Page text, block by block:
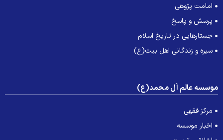
امامت پژوهی
پرسش و پاسخ
جستارهایی در تاریخ اسلام
سیره و زندگانی اهل بیت(ع)
عالم آل محمد(ع)
مرکز فقهی
اخبار موسسه